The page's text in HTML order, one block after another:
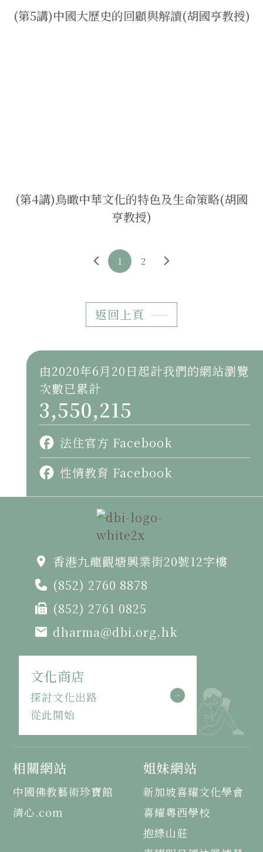
(第5講)中國大歷史的回顧與解讀(胡國亨教授)
(第4講)鳥瞰中華文化的特色及生命策略(胡國
亨教授)
1 2
返回上頁
由2020年6月20日起計我們的網站瀏覽
次數已累計
3,550,215
法住官方 Facebook
性情教育 Facebook
香港九龍觀塘興業街20號12字樓
(852) 2760 8878
(852) 2761 0825
dharma@dbi.org.hk
文化商店
探討文化出路
從此開始
相關網站
中國佛教藝術珍寶館
清心.com
姐妹網站
新加坡喜耀文化學會
喜耀粵西學校
抱綠山莊